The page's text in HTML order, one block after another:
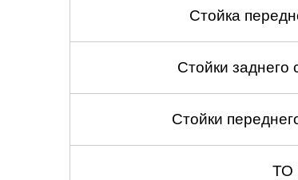
Стойка
Стойки заднего
Стойки
ТО